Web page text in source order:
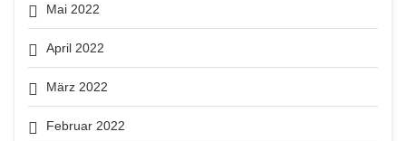
Mai 2022
April 2022
März 2022
Februar 2022